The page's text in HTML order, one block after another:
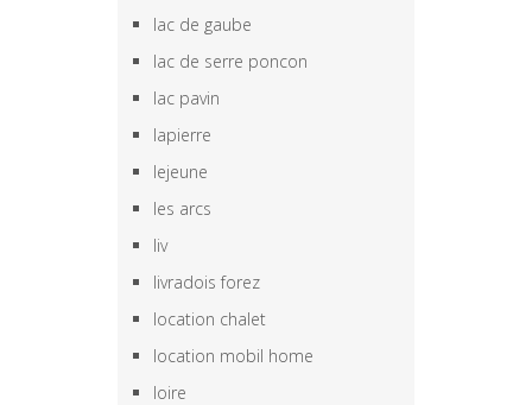
lac de gaube
lac de serre poncon
lac pavin
lapierre
lejeune
les arcs
liv
livradois forez
location chalet
location mobil home
loire